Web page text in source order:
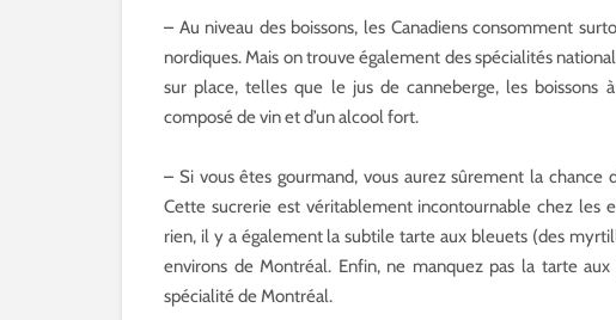
– Au niveau des boissons, les Canadiens consomment
nordiques. Mais on trouve également des spécialités
sur place, telles que le jus de canneberge, les boissons
composé de vin et d’un alcool fort.
– Si vous êtes gourmand, vous aurez sûrement la chance
Cette sucrerie est véritablement incontournable chez les
rien, il y a également la subtile tarte aux bleuets (des
environs de Montréal. Enfin, ne manquez pas la tarte aux
spécialité de Montréal.